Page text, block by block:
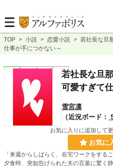
TOP > 小説 > 恋愛小説 > 若社長な旦
仕事が手につかない～
恋愛 完結 長編 R18若社長な旦
可愛すぎて
雪宮凛
（近況ボード：
お気に入りに追加して
お気に
「来週からしばらく、在宅ワークをする
夕食時、突如告げられた夫の言葉に驚く